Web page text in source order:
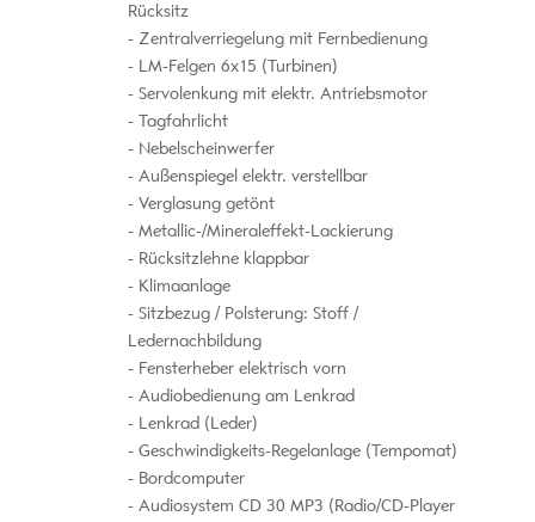
Rücksitz
Zentralverriegelung mit Fernbedienung
LM-Felgen 6x15 (Turbinen)
Servolenkung mit elektr. Antriebsmotor
Tagfahrlicht
Nebelscheinwerfer
Außenspiegel elektr. verstellbar
Verglasung getönt
Metallic-/Mineraleffekt-Lackierung
Rücksitzlehne klappbar
Klimaanlage
Sitzbezug / Polsterung: Stoff /
Ledernachbildung
Fensterheber elektrisch vorn
Audiobedienung am Lenkrad
Lenkrad (Leder)
Geschwindigkeits-Regelanlage (Tempomat)
Bordcomputer
Audiosystem CD 30 MP3 (Radio/CD-Player